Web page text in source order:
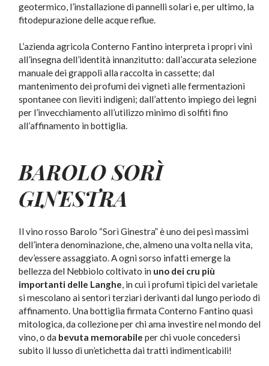
geotermico, l’installazione di pannelli solari e, per ultimo, la
fitodepurazione delle acque reflue.
L’azienda agricola Conterno Fantino interpreta i propri vini
all’insegna dell’identità innanzitutto: dall’accurata selezione
manuale dei grappoli alla raccolta in cassette; dal
mantenimento dei profumi dei vigneti alle fermentazioni
spontanee con lieviti indigeni; dall’attento impiego dei legni
per l’invecchiamento all’utilizzo minimo di solfiti fino
all’affinamento in bottiglia.
BAROLO SORÌ
GINESTRA
Il vino rosso Barolo “Sorì Ginestra” è uno dei pesi massimi
dell’intera denominazione, che, almeno una volta nella vita,
dev’essere assaggiato. A ogni sorso infatti emerge la
bellezza del Nebbiolo coltivato in uno dei cru più
importanti delle Langhe, in cui i profumi tipici del varietale
si mescolano ai sentori terziari derivanti dal lungo periodo di
affinamento. Una bottiglia firmata Conterno Fantino quasi
mitologica, da collezione per chi ama investire nel mondo del
vino, o da bevuta memorabile per chi vuole concedersi
subito il lusso di un’etichetta dai tratti indimenticabili!